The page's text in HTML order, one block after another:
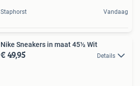
Staphorst Vandaag
Nike Sneakers in maat 45½ Wit
€ 49,95 Details